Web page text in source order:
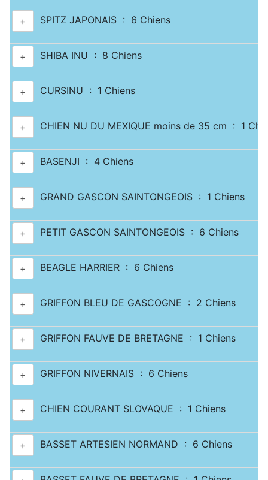
+ SPITZ JAPONAIS : 6 Chiens
+ SHIBA INU : 8 Chiens
+ CURSINU : 1 Chiens
+ CHIEN NU DU MEXIQUE moins de 35 cm : 1
+ BASENJI : 4 Chiens
+ GRAND GASCON SAINTONGEOIS : 1 Chiens
+ PETIT GASCON SAINTONGEOIS : 6 Chiens
+ BEAGLE HARRIER : 6 Chiens
+ GRIFFON BLEU DE GASCOGNE : 2 Chiens
+ GRIFFON FAUVE DE BRETAGNE : 1 Chiens
+ GRIFFON NIVERNAIS : 6 Chiens
+ CHIEN COURANT SLOVAQUE : 1 Chiens
+ BASSET ARTESIEN NORMAND : 6 Chiens